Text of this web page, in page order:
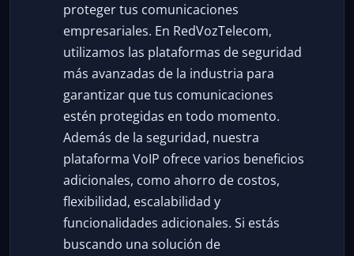
proteger tus comunicaciones
empresariales. En RedVozTelecom,
utilizamos las plataformas de seguridad
más avanzadas de la industria para
garantizar que tus comunicaciones
estén protegidas en todo momento.
Además de la seguridad, nuestra
plataforma VoIP ofrece varios beneficios
adicionales, como ahorro de costos,
flexibilidad, escalabilidad y
funcionalidades adicionales. Si estás
buscando una solución de